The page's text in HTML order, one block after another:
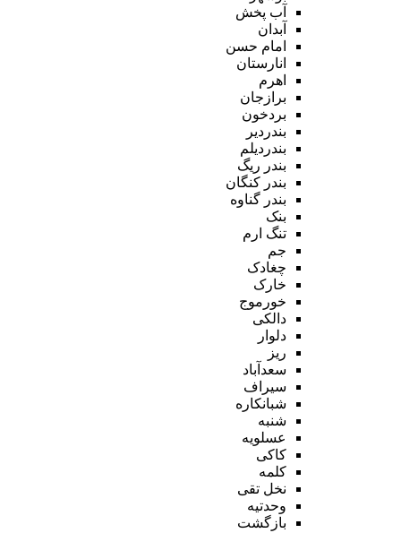
آب پخش
آبدان
امام حسن
انارستان
اهرم
برازجان
بردخون
بندردیر
بندردیلم
بندر ریگ
بندر کنگان
بندر گناوه
بنک
تنگ ارم
جم
چغادک
خارک
خورموج
دالکی
دلوار
ریز
سعدآباد
سیراف
شبانکاره
شنبه
عسلویه
کاکی
کلمه
نخل تقی
وحدتیه
بازگشت